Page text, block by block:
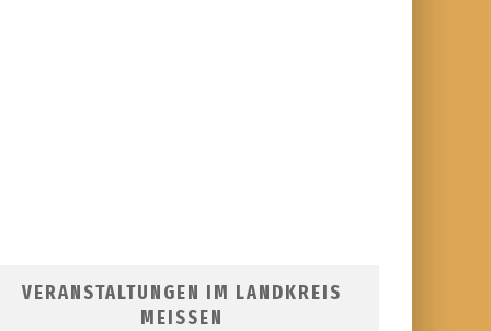
VERANSTALTUNGEN IM LANDKREIS
MEISSEN